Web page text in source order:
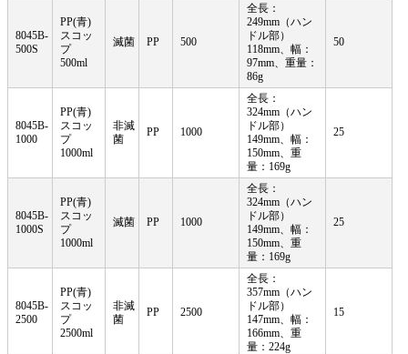
8045B-
500S
PP(青)
スコッ
プ
500ml
滅菌 PP 500
全長：
249mm（ハン
ドル部）
118mm、幅：
97mm、 重量：
86g
50
8045B-
1000
PP(青)
スコッ
プ
1000ml
非滅
菌
PP 1000
全長：
324mm（ハン
ドル部）
149mm、幅：
150mm、 重
量：169g
25
8045B-
1000S
PP(青)
スコッ
プ
1000ml
滅菌 PP 1000
全長：
324mm（ハン
ドル部）
149mm、幅：
150mm、 重
量：169g
25
8045B-
2500
PP(青)
スコッ
プ
2500ml
非滅
菌
PP 2500
全長：
357mm（ハン
ドル部）
147mm、幅：
166mm、 重
量：224g
15